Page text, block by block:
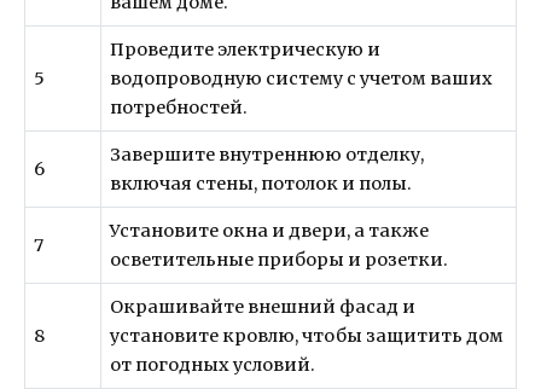
5
Проведите электрическую и
водопроводную систему с учетом ваших
потребностей.
6
Завершите внутреннюю отделку,
включая стены, потолок и полы.
7
Установите окна и двери, а также
осветительные приборы и розетки.
8
Окрашивайте внешний фасад и
установите кровлю, чтобы защитить дом
от погодных условий.